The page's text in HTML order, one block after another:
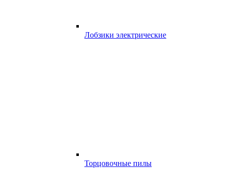
Лобзики электрические
Торцовочные пилы